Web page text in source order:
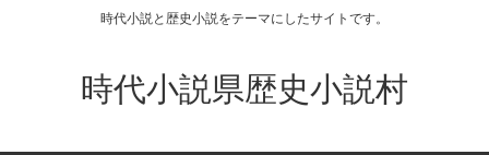
時代小説と歴史小説をテーマにしたサイトです。
時代小説県歴史小説村